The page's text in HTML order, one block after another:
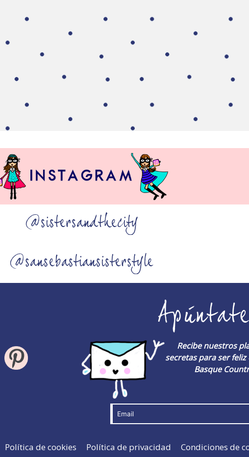
@sistersandthecity
@sansebastiansisterstyle
Apúntate
Recibe nuestros
secretas para ser feliz
Basque
Política de cookies Política de privacidad Condiciones de